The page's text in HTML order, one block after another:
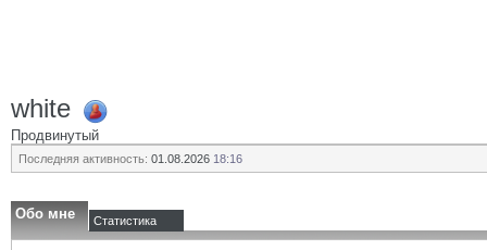
white
Продвинутый
Последняя активность: 01.08.2026 18:16
Обо мне Статистика